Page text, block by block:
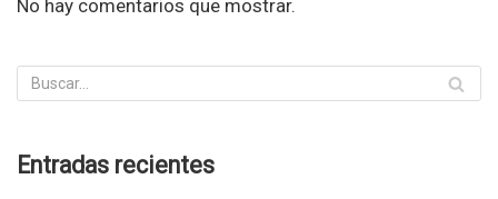
No hay comentarios que mostrar.
Entradas recientes